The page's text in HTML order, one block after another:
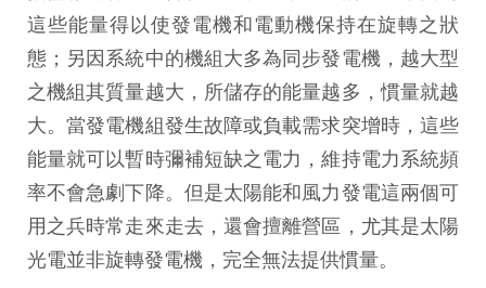
這些能量得以使發電機和電動機保持在旋轉之狀
態；另因系統中的機組大多為同步發電機，越大型
之機組其質量越大，所儲存的能量越多，慣量就越
大。當發電機組發生故障或負載需求突增時，這些
能量就可以暫時彌補短缺之電力，維持電力系統頻
率不會急劇下降。但是太陽能和風力發電這兩個可
用之兵時常走來走去，還會擅離營區，尤其是太陽
光電並非旋轉發電機，完全無法提供慣量。